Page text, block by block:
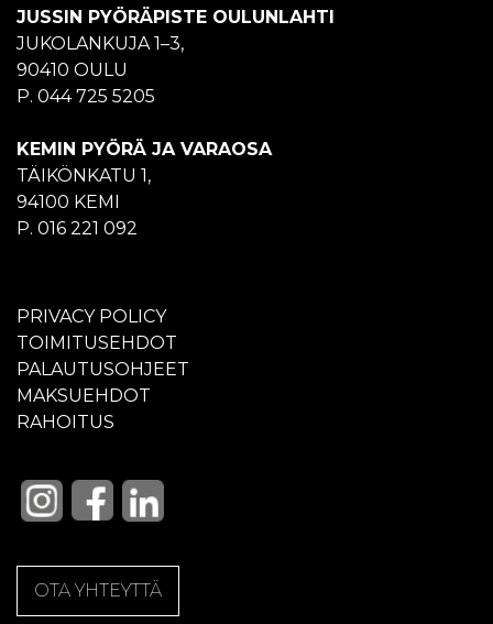
JUSSIN PYÖRÄPISTE OULUNLAHTI
JUKOLANKUJA 1–3,
90410 OULU
P. 044 725 5205
KEMIN PYÖRÄ JA VARAOSA
TÄIKÖNKATU 1,
94100 KEMI
P. 016 221 092
PRIVACY POLICY
TOIMITUSEHDOT
PALAUTUSOHJEET
MAKSUEHDOT
RAHOITUS
OTA YHTEYTTÄ